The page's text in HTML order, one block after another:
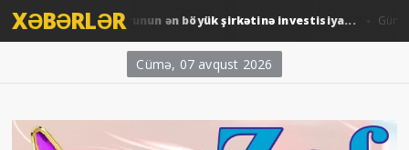
XƏBƏRLƏR
ARDNF-dən Perunun ən böyük şirkətinə investisiya... Gündəm
Cümə, 07 avqust 2026